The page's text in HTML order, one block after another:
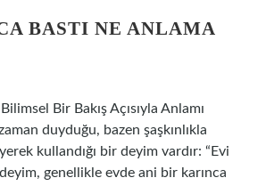
BASTI NE ANLAMA
Bir Bakış Açısıyla Anlamı
duyduğu, bazen şaşkınlıkla
kullandığı bir deyim vardır: “Evi
deyim, genellikle evde ani bir karınca